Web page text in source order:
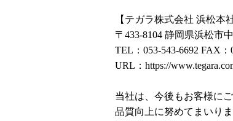
【テガラ株式会社 浜松本社
〒433-8104 静岡県浜松市
TEL：053-543-6692 FAX：
URL： https://
当社は、今後もお客様に
品質向上に努めてまいりま